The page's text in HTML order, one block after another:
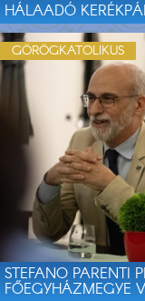
HÁLAADÓ
STEFANO PARENTI
FŐEGYHÁZMEGYE
GÖRÖGKATOLIKUS